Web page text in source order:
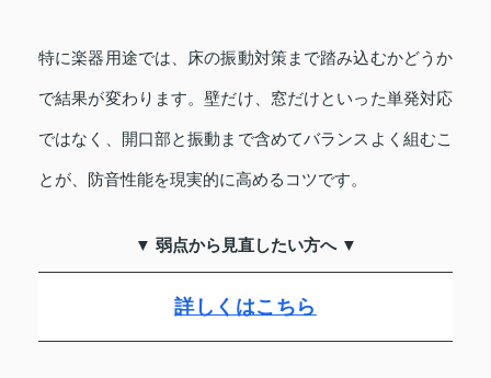
特に楽器用途では、床の振動対策まで踏み込むかどうか
で結果が変わります。壁だけ、窓だけといった単発対応
ではなく、開口部と振動まで含めてバランスよく組むこ
とが、防音性能を現実的に高めるコツです。
▼ 弱点から見直したい方へ ▼
詳しくはこちら